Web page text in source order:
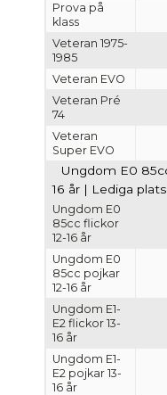
Prova på
klass
Veteran 1975-
1985
Veteran EVO
Veteran Pré
74
Veteran
Super EVO
Ungdom E0
16 år | Lediga
Ungdom E0
85cc flickor
12-16 år
Ungdom E0
85cc pojkar
12-16 år
Ungdom E1-
E2 flickor 13-
16 år
Ungdom E1-
E2 pojkar 13-
16 år